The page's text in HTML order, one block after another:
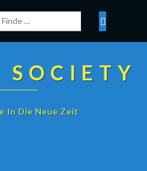
SOCIETY
In Die Neue Zeit